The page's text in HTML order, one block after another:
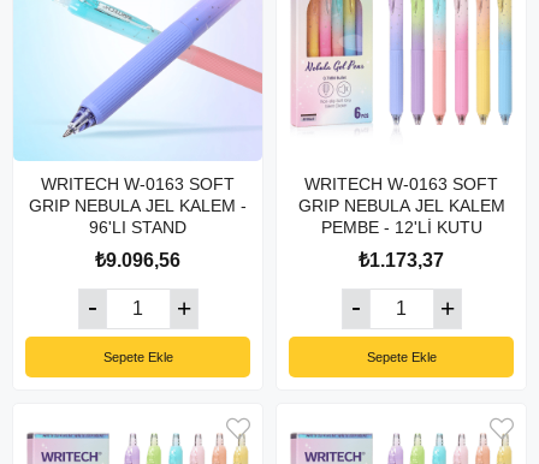
WRITECH W-0163 SOFT
GRIP NEBULA JEL KALEM -
96'LI STAND
₺9.096,56
Sepete Ekle
WRITECH W-0163 SOFT
GRIP NEBULA JEL KALEM
PEMBE - 12'Lİ KUTU
₺1.173,37
Sepete Ekle